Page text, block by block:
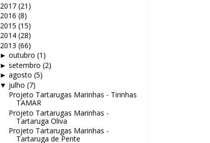
2017 (21)
2016 (8)
2015 (15)
2014 (28)
2013 (66)
► outubro (1)
► setembro (2)
► agosto (5)
▼ julho (7)
Projeto Tartarugas Marinhas - Tirinhas
TAMAR
Projeto Tartarugas Marinhas -
Tartaruga Oliva
Projeto Tartarugas Marinhas -
Tartaruga de Pente